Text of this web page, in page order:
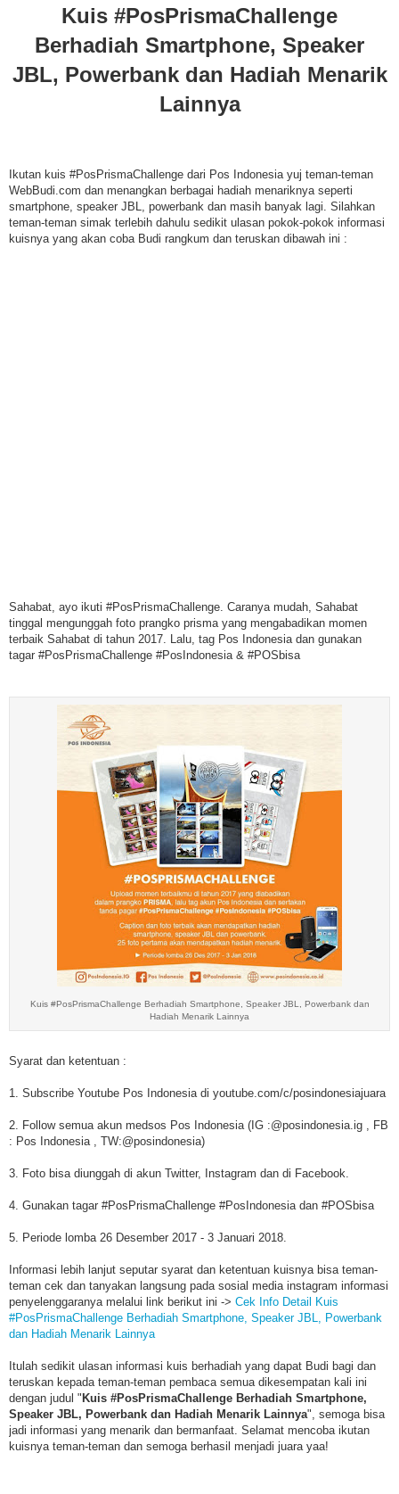
Kuis #PosPrismaChallenge
Berhadiah Smartphone, Speaker
JBL, Powerbank dan Hadiah Menarik
Lainnya
Ikutan kuis #PosPrismaChallenge dari Pos Indonesia yuj teman-teman
WebBudi.com dan menangkan berbagai hadiah menariknya seperti
smartphone, speaker JBL, powerbank dan masih banyak lagi. Silahkan
teman-teman simak terlebih dahulu sedikit ulasan pokok-pokok informasi
kuisnya yang akan coba Budi rangkum dan teruskan dibawah ini :
Sahabat, ayo ikuti #PosPrismaChallenge. Caranya mudah, Sahabat
tinggal mengunggah foto prangko prisma yang mengabadikan momen
terbaik Sahabat di tahun 2017. Lalu, tag Pos Indonesia dan gunakan
tagar #PosPrismaChallenge #PosIndonesia & #POSbisa
Kuis #PosPrismaChallenge Berhadiah Smartphone, Speaker JBL, Powerbank dan
Hadiah Menarik Lainnya
Syarat dan ketentuan :
1. Subscribe Youtube Pos Indonesia di youtube.com/c/posindonesiajuara
2. Follow semua akun medsos Pos Indonesia (IG :@posindonesia.ig , FB
: Pos Indonesia , TW:@posindonesia)
3. Foto bisa diunggah di akun Twitter, Instagram dan di Facebook.
4. Gunakan tagar #PosPrismaChallenge #PosIndonesia dan #POSbisa
5. Periode lomba 26 Desember 2017 - 3 Januari 2018.
Informasi lebih lanjut seputar syarat dan ketentuan kuisnya bisa teman-
teman cek dan tanyakan langsung pada sosial media instagram informasi
penyelenggaranya melalui link berikut ini -> Cek Info Detail Kuis
#PosPrismaChallenge Berhadiah Smartphone, Speaker JBL, Powerbank
dan Hadiah Menarik Lainnya
Itulah sedikit ulasan informasi kuis berhadiah yang dapat Budi bagi dan
teruskan kepada teman-teman pembaca semua dikesempatan kali ini
dengan judul "Kuis #PosPrismaChallenge Berhadiah Smartphone,
Speaker JBL, Powerbank dan Hadiah Menarik Lainnya", semoga bisa
jadi informasi yang menarik dan bermanfaat. Selamat mencoba ikutan
kuisnya teman-teman dan semoga berhasil menjadi juara yaa!